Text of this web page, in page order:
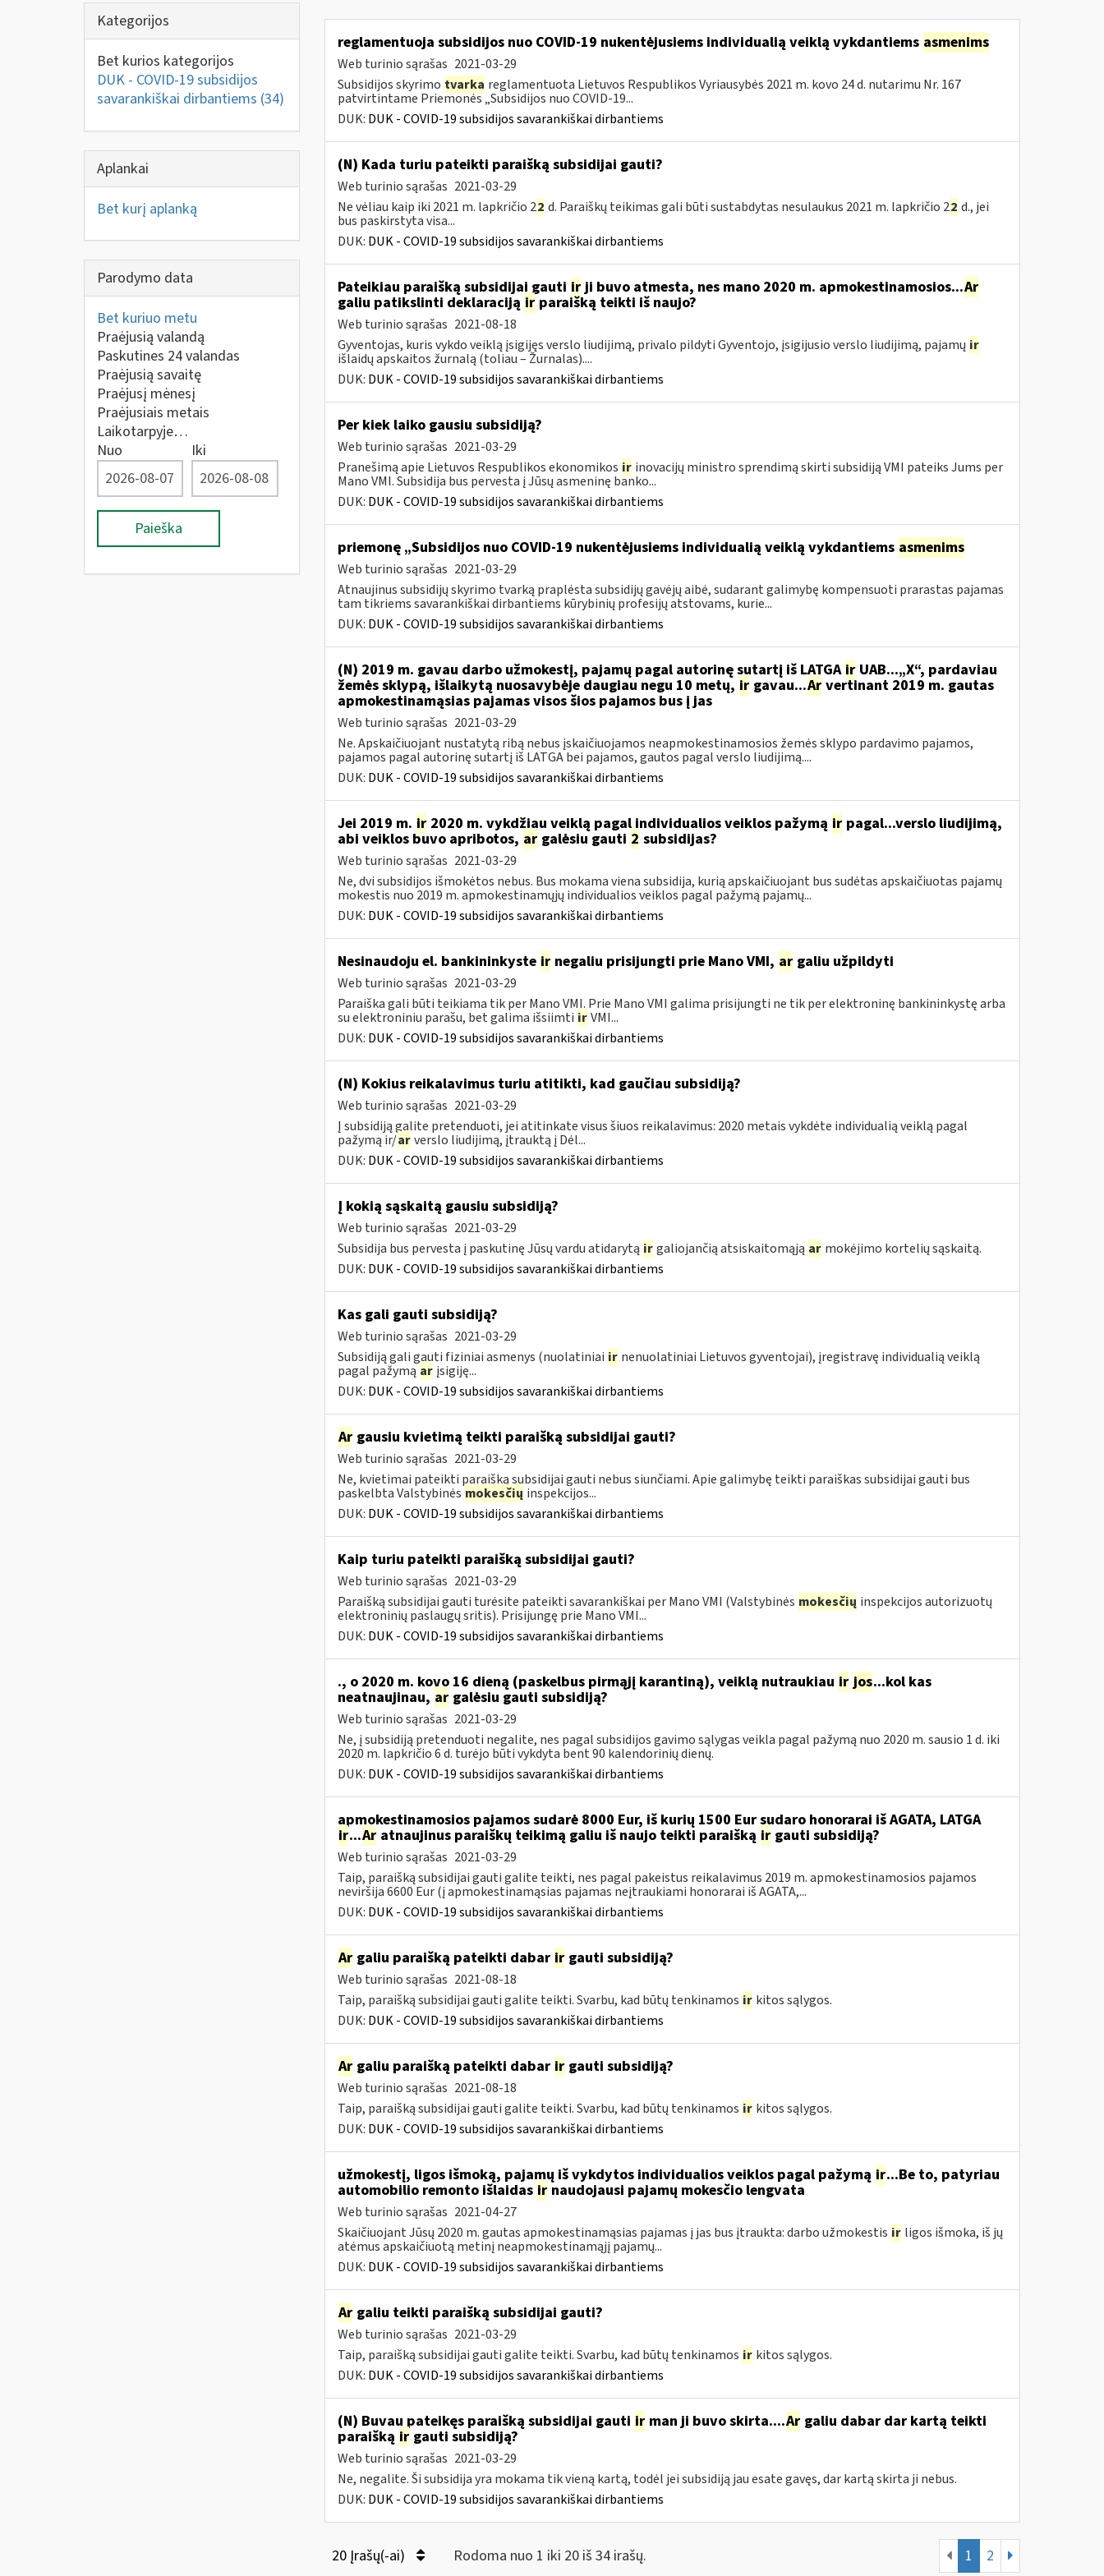
Kategorijos
Bet kurios kategorijos
DUK - COVID-19 subsidijos
savarankiškai dirbantiems (34)
Aplankai
Bet kurį aplanką
Parodymo data
Bet kuriuo metu
Praėjusią valandą
Paskutines 24 valandas
Praėjusią savaitę
Praėjusį mėnesį
Praėjusiais metais
Laikotarpyje…
Nuo
Iki
Paieška
reglamentuoja subsidijos nuo COVID-19 nukentėjusiems individualią veiklą vykdantiems asmenims
Web turinio sąrašas 2021-03-29
Subsidijos skyrimo tvarka reglamentuota Lietuvos Respublikos Vyriausybės 2021 m. kovo 24 d. nutarimu Nr. 167
patvirtintame Priemonės „Subsidijos nuo COVID-19...
DUK: DUK - COVID-19 subsidijos savarankiškai dirbantiems
(N) Kada turiu pateikti paraišką subsidijai gauti?
Web turinio sąrašas 2021-03-29
Ne vėliau kaip iki 2021 m. lapkričio 22 d. Paraiškų teikimas gali būti sustabdytas nesulaukus 2021 m. lapkričio 22 d., jei
bus paskirstyta visa...
DUK: DUK - COVID-19 subsidijos savarankiškai dirbantiems
Pateikiau paraišką subsidijai gauti irji buvo atmesta, nes mano 2020 m. apmokestinamosios...Ar
galiu patikslinti deklaraciją irparaišką teikti iš naujo?
Web turinio sąrašas 2021-08-18
Gyventojas, kuris vykdo veiklą įsigijęs verslo liudijimą, privalo pildyti Gyventojo, įsigijusio verslo liudijimą, pajamų ir
išlaidų apskaitos žurnalą (toliau – Žurnalas)....
DUK: DUK - COVID-19 subsidijos savarankiškai dirbantiems
Per kiek laiko gausiu subsidiją?
Web turinio sąrašas 2021-03-29
Pranešimą apie Lietuvos Respublikos ekonomikos ir inovacijų ministro sprendimą skirti subsidiją VMI pateiks Jums per
Mano VMI. Subsidija bus pervesta į Jūsų asmeninę banko...
DUK: DUK - COVID-19 subsidijos savarankiškai dirbantiems
priemonę „Subsidijos nuo COVID-19 nukentėjusiems individualią veiklą vykdantiems asmenims
Web turinio sąrašas 2021-03-29
Atnaujinus subsidijų skyrimo tvarką praplėsta subsidijų gavėjų aibė, sudarant galimybę kompensuoti prarastas pajamas
tam tikriems savarankiškai dirbantiems kūrybinių profesijų atstovams, kurie...
DUK: DUK - COVID-19 subsidijos savarankiškai dirbantiems
(N) 2019 m. gavau darbo užmokestį, pajamų pagal autorinę sutartį iš LATGA irUAB...„X“, pardaviau
žemės sklypą, išlaikytą nuosavybėje daugiau negu 10 metų, irgavau...Arvertinant 2019 m. gautas
apmokestinamąsias pajamas visos šios pajamos bus į jas
Web turinio sąrašas 2021-03-29
Ne. Apskaičiuojant nustatytą ribą nebus įskaičiuojamos neapmokestinamosios žemės sklypo pardavimo pajamos,
pajamos pagal autorinę sutartį iš LATGA bei pajamos, gautos pagal verslo liudijimą....
DUK: DUK - COVID-19 subsidijos savarankiškai dirbantiems
Jei 2019 m. ir2020 m. vykdžiau veiklą pagal individualios veiklos pažymą irpagal...verslo liudijimą,
abi veiklos buvo apribotos, argalėsiu gauti 2 subsidijas?
Web turinio sąrašas 2021-03-29
Ne, dvi subsidijos išmokėtos nebus. Bus mokama viena subsidija, kurią apskaičiuojant bus sudėtas apskaičiuotas pajamų
mokestis nuo 2019 m. apmokestinamųjų individualios veiklos pagal pažymą pajamų...
DUK: DUK - COVID-19 subsidijos savarankiškai dirbantiems
Nesinaudoju el. bankininkyste irnegaliu prisijungti prie Mano VMI, argaliu užpildyti
Web turinio sąrašas 2021-03-29
Paraiška gali būti teikiama tik per Mano VMI. Prie Mano VMI galima prisijungti ne tik per elektroninę bankininkystę arba
su elektroniniu parašu, bet galima išsiimti ir VMI...
DUK: DUK - COVID-19 subsidijos savarankiškai dirbantiems
(N) Kokius reikalavimus turiu atitikti, kad gaučiau subsidiją?
Web turinio sąrašas 2021-03-29
Į subsidiją galite pretenduoti, jei atitinkate visus šiuos reikalavimus: 2020 metais vykdėte individualią veiklą pagal
pažymą ir/ar verslo liudijimą, įtrauktą į Dėl...
DUK: DUK - COVID-19 subsidijos savarankiškai dirbantiems
Į kokią sąskaitą gausiu subsidiją?
Web turinio sąrašas 2021-03-29
Subsidija bus pervesta į paskutinę Jūsų vardu atidarytą ir galiojančią atsiskaitomąją ar mokėjimo kortelių sąskaitą.
DUK: DUK - COVID-19 subsidijos savarankiškai dirbantiems
Kas gali gauti subsidiją?
Web turinio sąrašas 2021-03-29
Subsidiją gali gauti fiziniai asmenys (nuolatiniai ir nenuolatiniai Lietuvos gyventojai), įregistravę individualią veiklą
pagal pažymą ar įsigiję...
DUK: DUK - COVID-19 subsidijos savarankiškai dirbantiems
Argausiu kvietimą teikti paraišką subsidijai gauti?
Web turinio sąrašas 2021-03-29
Ne, kvietimai pateikti paraišką subsidijai gauti nebus siunčiami. Apie galimybę teikti paraiškas subsidijai gauti bus
paskelbta Valstybinės mokesčių inspekcijos...
DUK: DUK - COVID-19 subsidijos savarankiškai dirbantiems
Kaip turiu pateikti paraišką subsidijai gauti?
Web turinio sąrašas 2021-03-29
Paraišką subsidijai gauti turėsite pateikti savarankiškai per Mano VMI (Valstybinės mokesčių inspekcijos autorizuotų
elektroninių paslaugų sritis). Prisijungę prie Mano VMI...
DUK: DUK - COVID-19 subsidijos savarankiškai dirbantiems
., o 2020 m. kovo 16 dieną (paskelbus pirmąjį karantiną), veiklą nutraukiau ir jos...kol kas
neatnaujinau, argalėsiu gauti subsidiją?
Web turinio sąrašas 2021-03-29
Ne, į subsidiją pretenduoti negalite, nes pagal subsidijos gavimo sąlygas veikla pagal pažymą nuo 2020 m. sausio 1 d. iki
2020 m. lapkričio 6 d. turėjo būti vykdyta bent 90 kalendorinių dienų.
DUK: DUK - COVID-19 subsidijos savarankiškai dirbantiems
apmokestinamosios pajamos sudarė 8000 Eur, iš kurių 1500 Eur sudaro honorarai iš AGATA, LATGA
ir...Aratnaujinus paraiškų teikimą galiu iš naujo teikti paraišką irgauti subsidiją?
Web turinio sąrašas 2021-03-29
Taip, paraišką subsidijai gauti galite teikti, nes pagal pakeistus reikalavimus 2019 m. apmokestinamosios pajamos
neviršija 6600 Eur (į apmokestinamąsias pajamas neįtraukiami honorarai iš AGATA,...
DUK: DUK - COVID-19 subsidijos savarankiškai dirbantiems
Argaliu paraišką pateikti dabar irgauti subsidiją?
Web turinio sąrašas 2021-08-18
Taip, paraišką subsidijai gauti galite teikti. Svarbu, kad būtų tenkinamos ir kitos sąlygos.
DUK: DUK - COVID-19 subsidijos savarankiškai dirbantiems
Argaliu paraišką pateikti dabar irgauti subsidiją?
Web turinio sąrašas 2021-08-18
Taip, paraišką subsidijai gauti galite teikti. Svarbu, kad būtų tenkinamos ir kitos sąlygos.
DUK: DUK - COVID-19 subsidijos savarankiškai dirbantiems
užmokestį, ligos išmoką, pajamų iš vykdytos individualios veiklos pagal pažymą ir...Be to, patyriau
automobilio remonto išlaidas irnaudojausi pajamų mokesčio lengvata
Web turinio sąrašas 2021-04-27
Skaičiuojant Jūsų 2020 m. gautas apmokestinamąsias pajamas į jas bus įtraukta: darbo užmokestis ir ligos išmoka, iš jų
atėmus apskaičiuotą metinį neapmokestinamąjį pajamų...
DUK: DUK - COVID-19 subsidijos savarankiškai dirbantiems
Argaliu teikti paraišką subsidijai gauti?
Web turinio sąrašas 2021-03-29
Taip, paraišką subsidijai gauti galite teikti. Svarbu, kad būtų tenkinamos ir kitos sąlygos.
DUK: DUK - COVID-19 subsidijos savarankiškai dirbantiems
(N) Buvau pateikęs paraišką subsidijai gauti irman ji buvo skirta....Argaliu dabar dar kartą teikti
paraišką irgauti subsidiją?
Web turinio sąrašas 2021-03-29
Ne, negalite. Ši subsidija yra mokama tik vieną kartą, todėl jei subsidiją jau esate gavęs, dar kartą skirta ji nebus.
DUK: DUK - COVID-19 subsidijos savarankiškai dirbantiems
20 Įrašų(-ai) Rodoma nuo 1 iki 20 iš 34 irašų. 1 2